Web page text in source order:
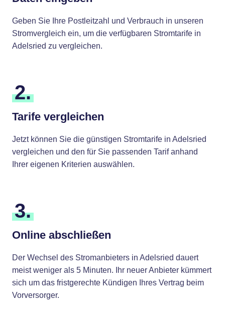
Geben Sie Ihre Postleitzahl und Verbrauch in unseren
Stromvergleich ein, um die verfügbaren Stromtarife in
Adelsried zu vergleichen.
2.
Tarife vergleichen
Jetzt können Sie die günstigen Stromtarife in Adelsried
vergleichen und den für Sie passenden Tarif anhand
Ihrer eigenen Kriterien auswählen.
3.
Online abschließen
Der Wechsel des Stromanbieters in Adelsried dauert
meist weniger als 5 Minuten. Ihr neuer Anbieter kümmert
sich um das fristgerechte Kündigen Ihres Vertrag beim
Vorversorger.